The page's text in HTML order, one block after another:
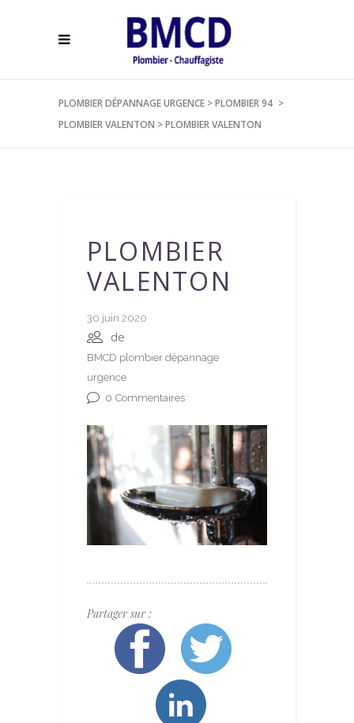
PLOMBIER DÉPANNAGE URGENCE >PLOMBIER 94 >
PLOMBIER VALENTON >PLOMBIER VALENTON
PLOMBIER
VALENTON
30 juin 2020
de
BMCD plombier dépannage
urgence
0 Commentaires
Partager sur :